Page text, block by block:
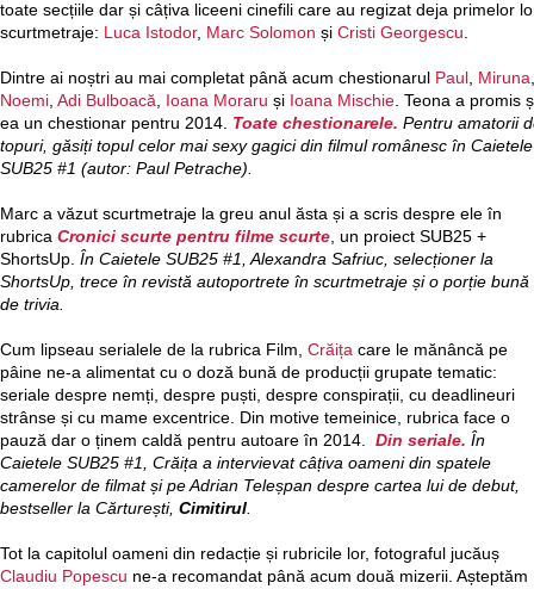
toate secțiile dar și câțiva liceeni cinefili care au regizat deja primelor
scurtmetraje: Luca Istodor, Marc Solomon și Cristi Georgescu.
Dintre ai noștri au mai completat până acum chestionarul Paul , Miruna,
Noemi, Adi Bulboacă, Ioana Moraru și Ioana Mischie. Teona a promis
ea un chestionar pentru 2014. Toate chestionarele. Pentru amatorii
topuri, găsiți topul celor mai sexy gagici din filmul românesc în Caietele
SUB25 #1 (autor: Paul Petrache).
Marc a văzut scurtmetraje la greu anul ăsta și a scris despre ele în
rubrica Cronici scurte pentru filme scurte, un proiect SUB25 +
ShortsUp. În Caietele SUB25 #1, Alexandra Safriuc, selecționer la
ShortsUp, trece în revistă autoportrete în scurtmetraje și o porție bună
de trivia.
Cum lipseau serialele de la rubrica Film, Crăița care le mănâncă pe
pâine ne-a alimentat cu o doză bună de producții grupate tematic:
seriale despre nemți, despre puști, despre conspirații, cu deadlineuri
strânse și cu mame excentrice. Din motive temeinice, rubrica face o
pauză dar o ținem caldă pentru autoare în 2014. Din seriale. În
Caietele SUB25 #1, Crăița a intervievat câțiva oameni din spatele
camerelor de filmat și pe Adrian Teleșpan despre cartea lui de debut,
bestseller la Cărturești, Cimitirul.
Tot la capitolul oameni din redacție și rubricile lor, fotograful jucăuș
Claudiu Popescu ne-a recomandat până acum două mizerii. Așteptăm